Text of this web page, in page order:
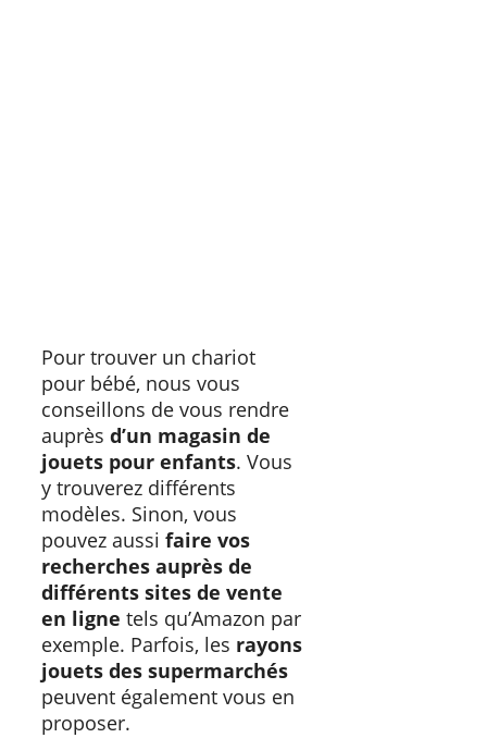
Pour trouver un chariot
pour bébé, nous vous
conseillons de vous rendre
auprès d’un magasin de
jouets pour enfants. Vous
y trouverez différents
modèles. Sinon, vous
pouvez aussi faire vos
recherches auprès de
différents sites de vente
en ligne tels qu’Amazon par
exemple. Parfois, les rayons
jouets des supermarchés
peuvent également vous en
proposer.